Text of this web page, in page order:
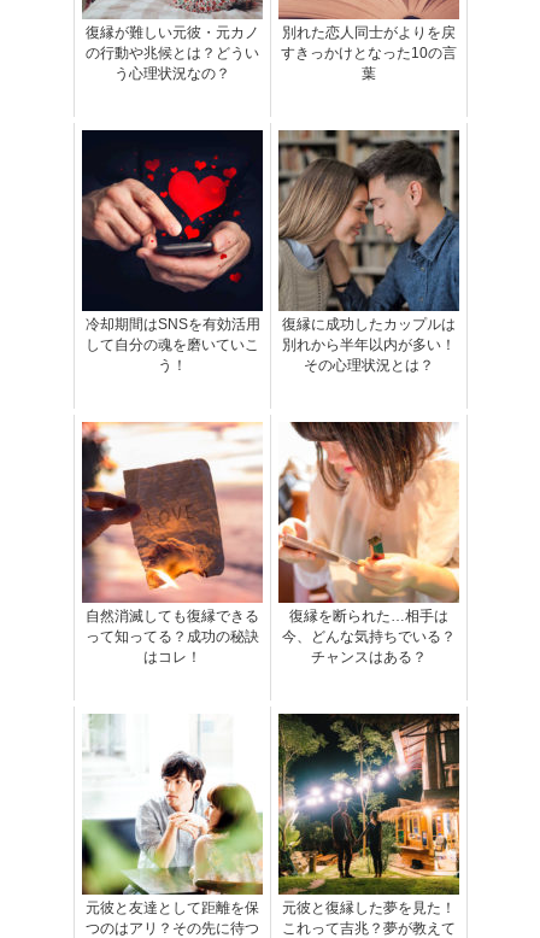
復縁が難しい元彼・元カノ
の行動や兆候とは？どうい
う心理状況なの？
別れた恋人同士がよりを戻
すきっかけとなった10の言
葉
冷却期間はSNSを有効活用
して自分の魂を磨いていこ
う！
復縁に成功したカップルは
別れから半年以内が多い！
その心理状況とは？
自然消滅しても復縁できる
って知ってる？成功の秘訣
はコレ！
復縁を断られた…相手は
今、どんな気持ちでいる？
チャンスはある？
元彼と友達として距離を保
つのはアリ？その先に待つ
元彼と復縁した夢を見た！
これって吉兆？夢が教えて